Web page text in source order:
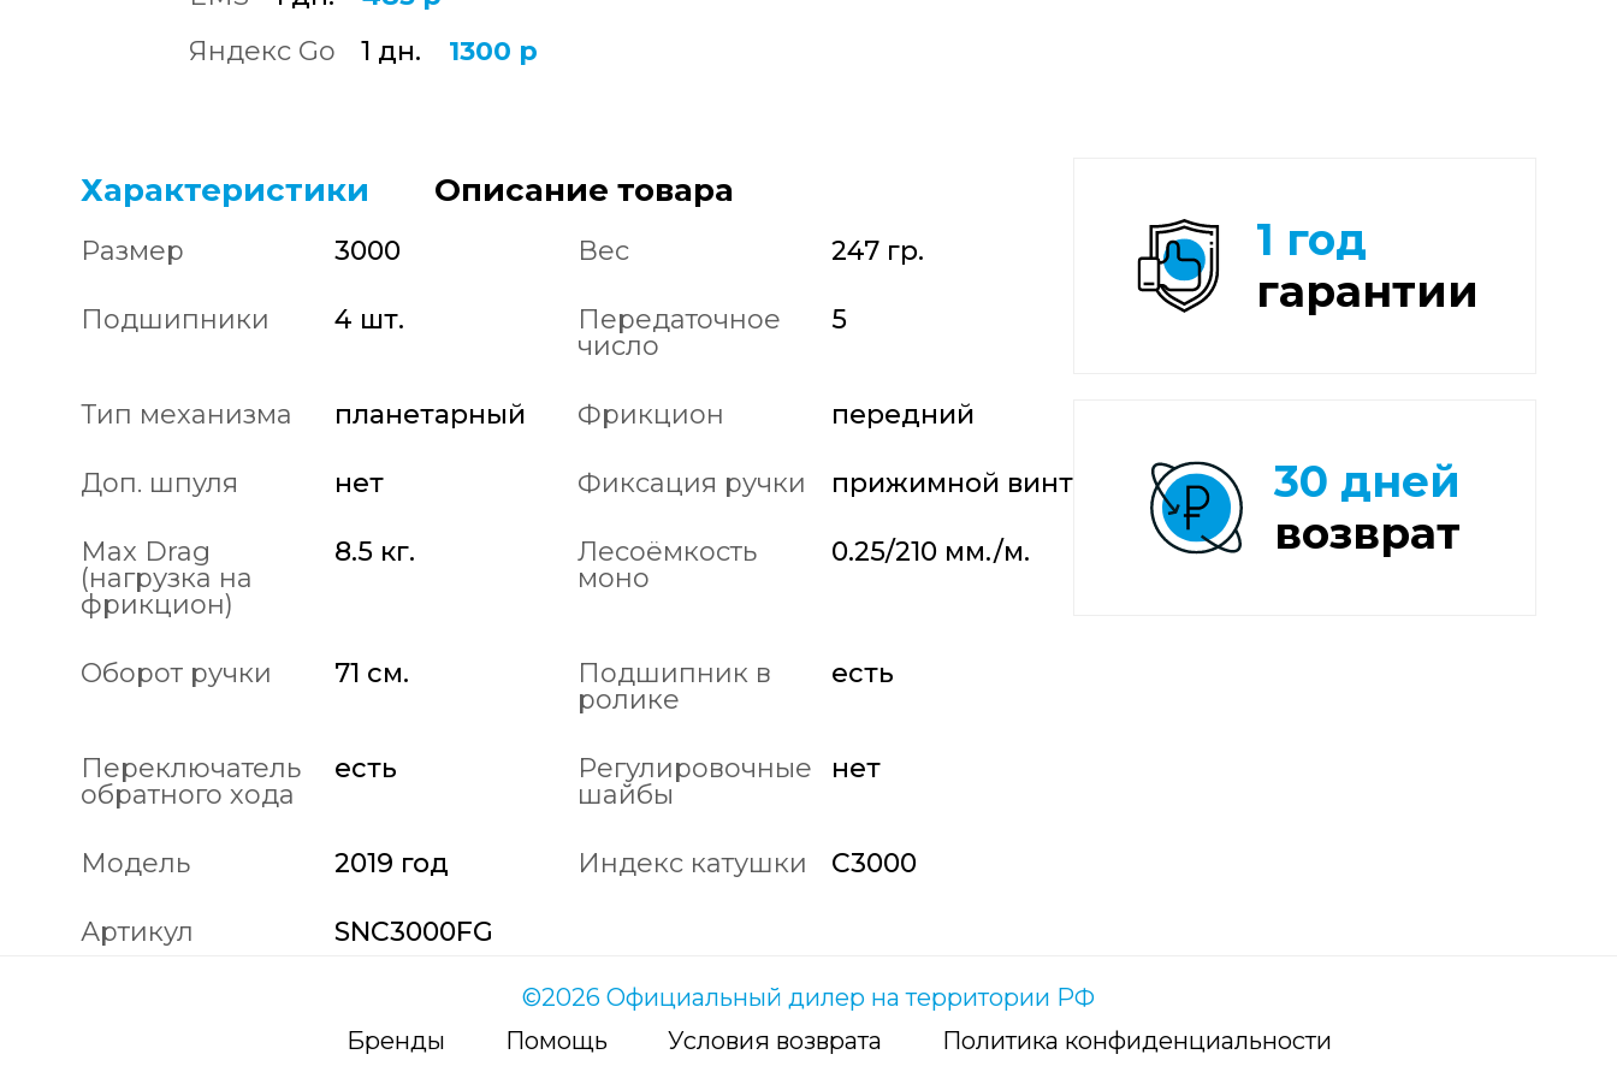
Яндекс Go
1 дн. 1300 р
Характеристики Описание товара
Размер 3000 Вес 247 гр.
Подшипники 4 шт.
Передаточное
число
5
Тип механизма планетарный Фрикцион передний
Доп. шпуля нет Фиксация ручки прижимной винт
Max Drag
(нагрузка на
фрикцион)
8.5 кг.
Лесоёмкость
моно
0.25/210 мм./м.
Оборот ручки 71 см.
Подшипник в
ролике
есть
Переключатель
обратного хода
есть
Регулировочные
шайбы
нет
Модель 2019 год Индекс катушки C3000
Артикул SNC3000FG
1 год
гарантии
30 дней
возврат
©2026 Официальный дилер на территории РФ
Бренды
Помощь Условия возврата Политика конфиденциальности